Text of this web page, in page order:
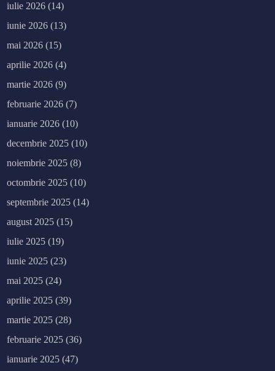
iulie 2026 (14)
iunie 2026 (13)
mai 2026 (15)
aprilie 2026 (4)
martie 2026 (9)
februarie 2026 (7)
ianuarie 2026 (10)
decembrie 2025 (10)
noiembrie 2025 (8)
octombrie 2025 (10)
septembrie 2025 (14)
august 2025 (15)
iulie 2025 (19)
iunie 2025 (23)
mai 2025 (24)
aprilie 2025 (39)
martie 2025 (28)
februarie 2025 (36)
ianuarie 2025 (47)